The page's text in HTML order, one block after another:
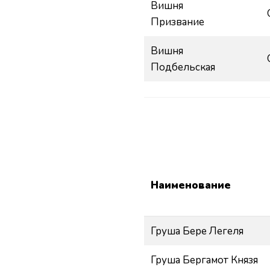
Вишня
Призвание
Вишня
Подбельская
Наименование
Груша Бере Легеля
Груша Бергамот Князя